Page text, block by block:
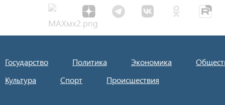
Государство Политика Экономика
Культура
Спорт Происшествия